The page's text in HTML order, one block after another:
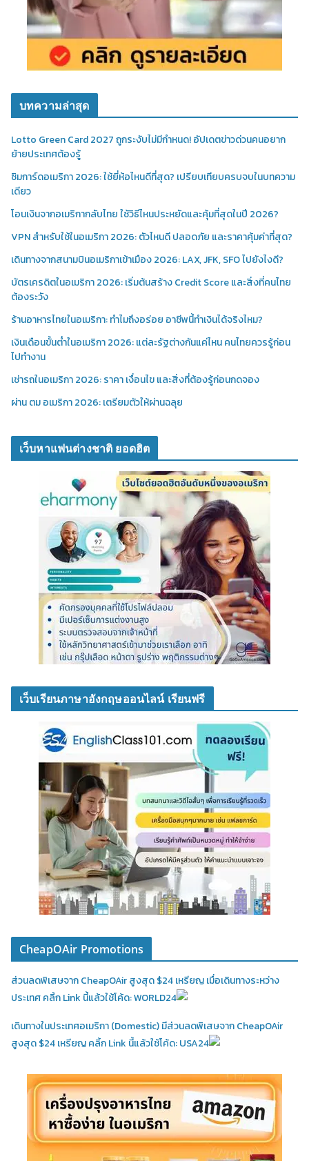
บทความล่าสุด
Lotto Green Card 2027 ถูกระงับไม่มีกำหนด! อัปเดตข่าวด่วนคนอยาก
ย้ายประเทศต้องรู้
ซิมการ์ดอเมริกา 2026: ใช้ยี่ห้อไหนดีที่สุด? เปรียบเทียบครบจบในบทความ
เดียว
โอนเงินจากอเมริกากลับไทย ใช้วิธีไหนประหยัดและคุ้มที่สุดในปี 2026?
VPN สำหรับใช้ในอเมริกา 2026: ตัวไหนดี ปลอดภัย และราคาคุ้มค่าที่สุด?
เดินทางจากสนามบินอเมริกาเข้าเมือง 2026: LAX, JFK, SFO ไปยังไงดี?
บัตรเครดิตในอเมริกา 2026: เริ่มต้นสร้าง Credit Score และสิ่งที่คนไทย
ต้องระวัง
ร้านอาหารไทยในอเมริกา: ทำไมถึงอร่อย อาชีพนี้ทำเงินได้จริงไหม?
เงินเดือนขั้นต่ำในอเมริกา 2026: แต่ละรัฐต่างกันแค่ไหน คนไทยควรรู้ก่อน
ไปทำงาน
เช่ารถในอเมริกา 2026: ราคา เงื่อนไข และสิ่งที่ต้องรู้ก่อนกดจอง
ผ่าน ตม อเมริกา 2026: เตรียมตัวให้ผ่านฉลุย
เว็บหาแฟนต่างชาติ ยอดฮิต
เว็บเรียนภาษาอังกฤษออนไลน์ เรียนฟรี
CheapOAir Promotions
ส่วนลดพิเสษจาก CheapOAir สูงสุด $24 เหรียญ เมื่อเดินทางระหว่าง
ประเทศ คลิ้ก Link นี้แล้วใช้โค้ด: WORLD24
เดินทางในประเทศอเมริกา (Domestic)มีส่วนลดพิเสษจาก CheapOAir
สูงสุด $24 เหรียญ คลิ้ก Link นี้แล้วใช้โค้ด: USA24